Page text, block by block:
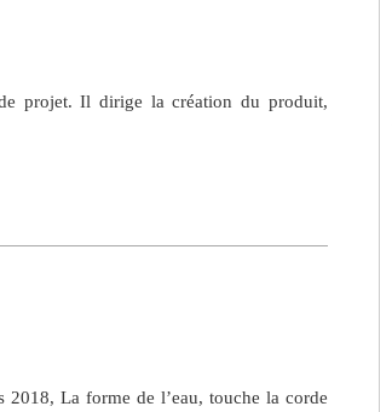
projet. Il dirige la création du produit,
La forme de l’eau, touche la corde